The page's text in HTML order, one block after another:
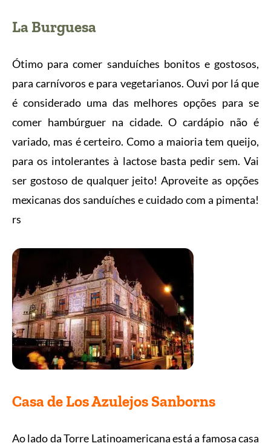
La Burguesa
Ótimo para comer sanduíches bonitos e gostosos,
para carnívoros e para vegetarianos. Ouvi por lá que
é considerado uma das melhores opções para se
comer hambúrguer na cidade. O cardápio não é
variado, mas é certeiro. Como a maioria tem queijo,
para os intolerantes à lactose basta pedir sem. Vai
ser gostoso de qualquer jeito! Aproveite as opções
mexicanas dos sanduíches e cuidado com a pimenta!
rs
Casa de Los Azulejos Sanborns
Ao lado da Torre Latinoamericana está a famosa casa